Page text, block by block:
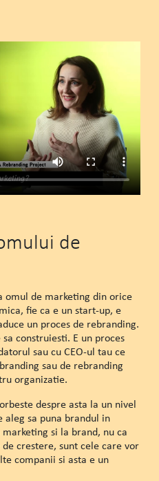
de
omul de marketing din orice
fie ca e un start-up, e
un proces de rebranding.
construiesti. E un proces
sau cu CEO-ul tau ce
sau de rebranding
organizatie.
despre asta la un nivel
sa puna brandul in
si la brand, nu ca
crestere, sunt cele care vor
companii si asta e un